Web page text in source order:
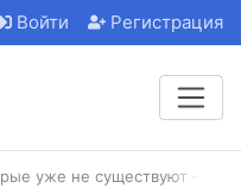
Войти Регистрация
уже не существуют — по